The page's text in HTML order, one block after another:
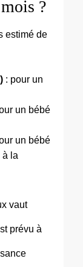
?
estimé de
: pour un
un bébé
un bébé
à la
vaut
prévu à